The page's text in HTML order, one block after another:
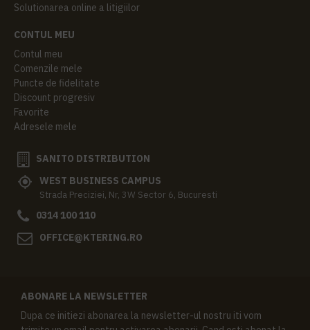
Solutionarea online a litigiilor
CONTUL MEU
Contul meu
Comenzile mele
Puncte de fidelitate
Discount progresiv
Favorite
Adresele mele
SANITO DISTRIBUTION
WEST BUSINESS CAMPUS
Strada Preciziei, Nr, 3W Sector 6, Bucuresti
0314 100 110
OFFICE@KTERING.RO
ABONARE LA NEWSLETTER
Dupa ce initiezi abonarea la newsletter-ul nostru iti vom